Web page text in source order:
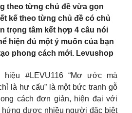
theo từng chủ đề vừa gọn
kế theo từng chủ đề có chủ
trọng tâm kết hợp 4 câu nói
hiện đủ một ý muốn của bạn
phong cách mới. Levushop
hiệu #LEVU116 “Mơ ước mà
là hư cấu” là một bức tranh gỗ
cách đơn giản, hiện đại với
hứng được nhiều người đặc biệt